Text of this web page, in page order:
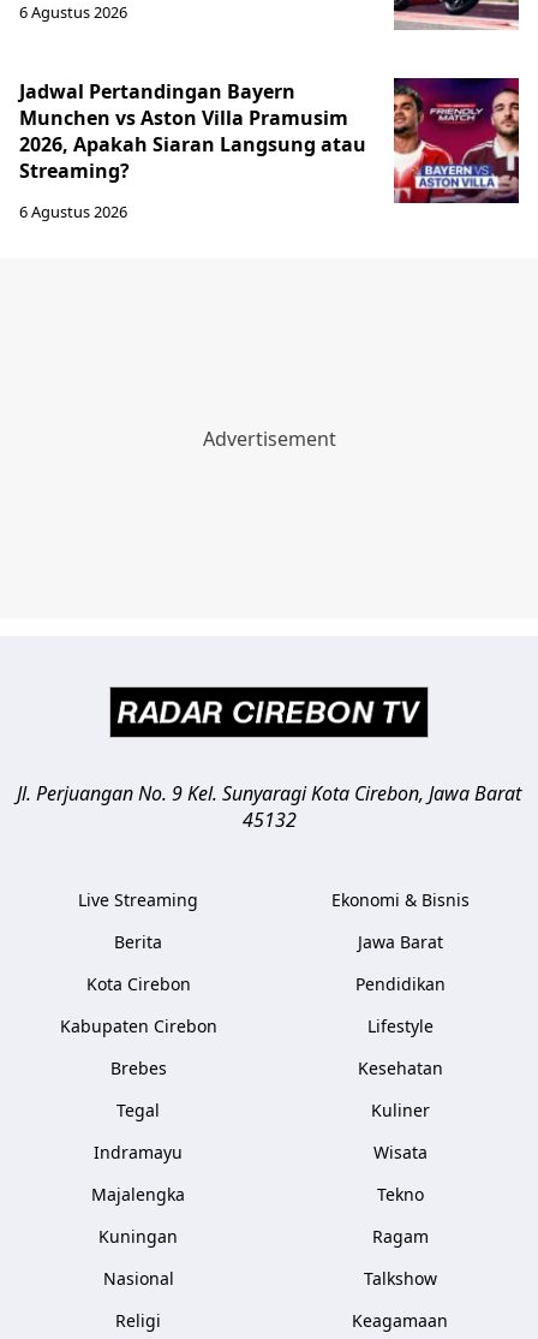
6 Agustus 2026
Jadwal Pertandingan Bayern
Munchen vs Aston Villa Pramusim
2026, Apakah Siaran Langsung atau
Streaming?
6 Agustus 2026
Jl. Perjuangan No. 9 Kel. SunyaragiKota Cirebon, Jawa Barat
45132
Live Streaming
Berita
Kota Cirebon
Kabupaten Cirebon
Brebes
Tegal
Indramayu
Majalengka
Kuningan
Nasional
Religi
Ekonomi & Bisnis
Jawa Barat
Pendidikan
Lifestyle
Kesehatan
Kuliner
Wisata
Tekno
Ragam
Talkshow
Keagamaan